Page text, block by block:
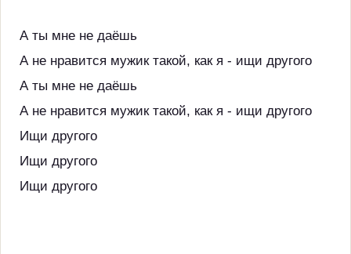
А ты мне не даёшь
А не нравится мужик такой, как я - ищи другого
А ты мне не даёшь
А не нравится мужик такой, как я - ищи другого
Ищи другого
Ищи другого
Ищи другого